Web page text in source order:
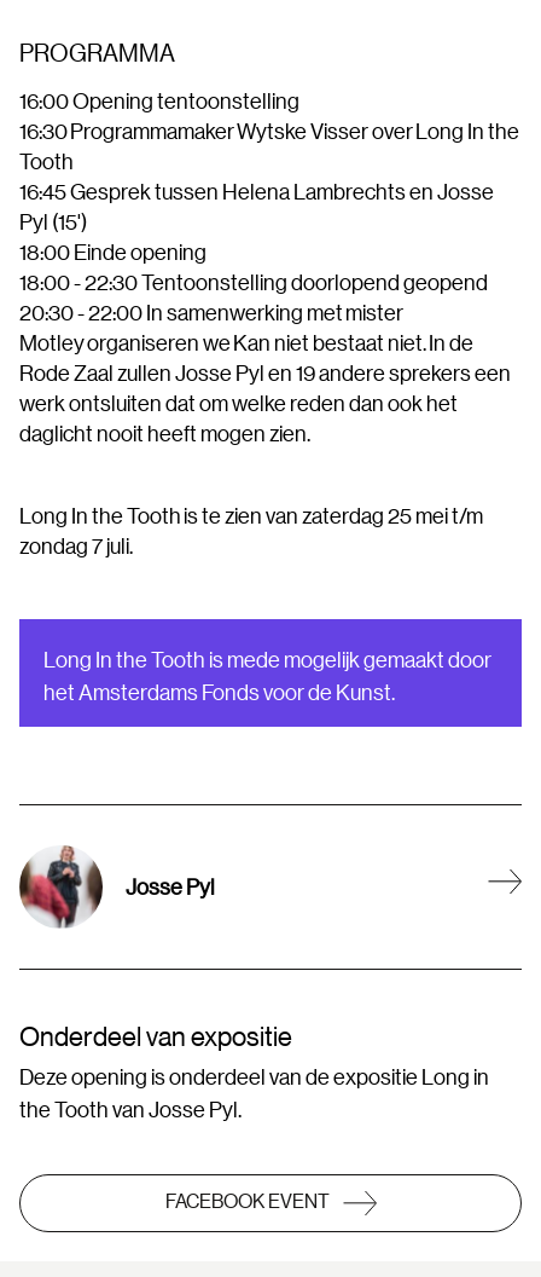
PROGRAMMA
16:00 Opening tentoonstelling
16:30 Programmamaker Wytske Visser over Long In the
Tooth
16:45 Gesprek tussen Helena Lambrechts en Josse
Pyl (15')
18:00 Einde opening
18:00 - 22:30 Tentoonstelling doorlopend geopend
20:30 - 22:00 In samenwerking met mister
Motley organiseren we Kan niet bestaat niet. In de
Rode Zaal zullen Josse Pyl en 19 andere sprekers een
werk ontsluiten dat om welke reden dan ook het
daglicht nooit heeft mogen zien.
Long In the Tooth is te zien van zaterdag 25 mei t/m
zondag 7 juli.
Long In the Tooth is mede mogelijk gemaakt door
het Amsterdams Fonds voor de Kunst.
Josse Pyl
Onderdeel van expositie
Deze opening is onderdeel van de expositie Long in
the Tooth van Josse Pyl.
FACEBOOK EVENT